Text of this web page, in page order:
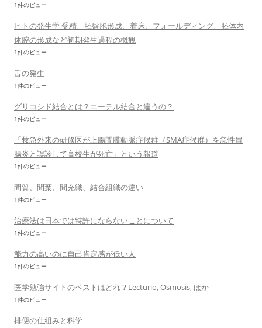
1件のビュー
ヒトの発生学 受精、胚盤胞形成、着床、フォールディング、胚体内
体腔の形成など初期発生過程の概観
1件のビュー
舌の発生
1件のビュー
グリコシド結合とは？エーテル結合と違うの？
1件のビュー
「救急外来の研修医が上腸間膜動脈症候群（SMA症候群）を急性胃
腸炎と誤診して高校生が死亡」という報道
1件のビュー
間質、間葉、間充織、結合組織の違い
1件のビュー
治療法は日本では特許にならないことについて
1件のビュー
能力の高いのに自己肯定感が低い人
1件のビュー
医学勉強サイトのベストはどれ？Lecturio, Osmosis, ほか
1件のビュー
排便の仕組みと科学